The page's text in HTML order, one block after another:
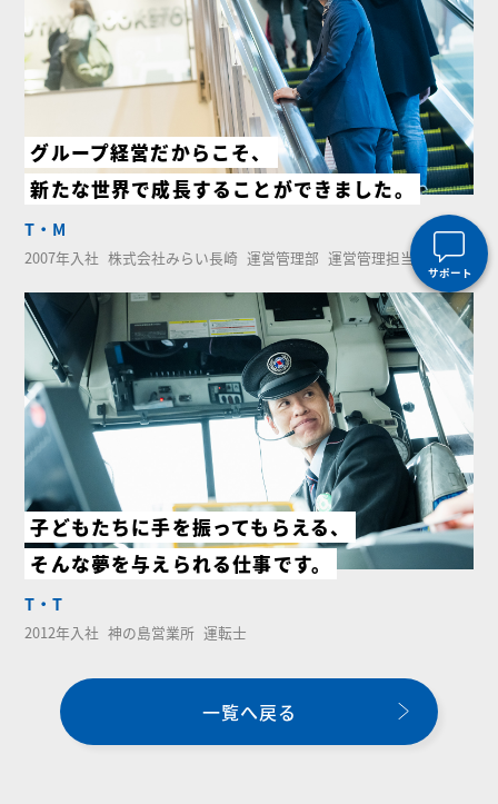
グループ経営だからこそ、
新たな世界で成長することができました。
T・M
2007年入社 株式会社みらい長崎 運営管理部 運営管理担当課長
子どもたちに手を振ってもらえる、
そんな夢を与えられる仕事です。
T・T
2012年入社 神の島営業所 運転士
一覧へ戻る
サポート